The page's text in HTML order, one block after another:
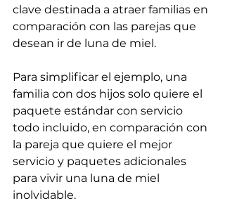
clave destinada a atraer familias en
comparación con las parejas que
desean ir de luna de miel.
Para simplificar el ejemplo, una
familia con dos hijos solo quiere el
paquete estándar con servicio
todo incluido, en comparación con
la pareja que quiere el mejor
servicio y paquetes adicionales
para vivir una luna de miel
inolvidable.